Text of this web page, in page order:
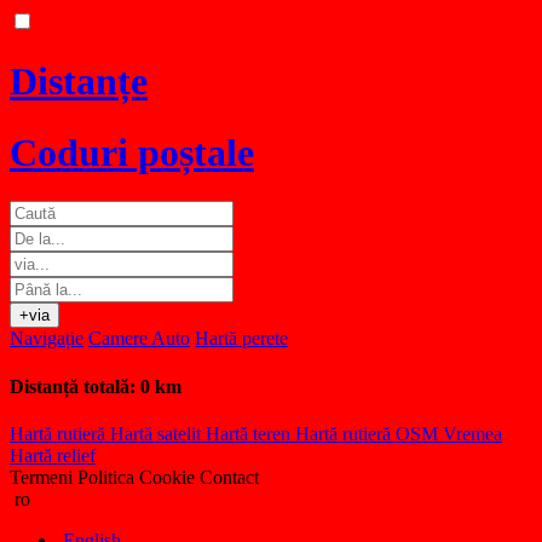
Distanțe
Coduri poștale
+via
Navigație Camere Auto Hartă perete
Distanță totală: 0 km
Hartă rutieră Hartă satelit Hartă teren Hartă rutieră OSM Vremea
Hartă relief
Termeni Politica Cookie Contact
ro